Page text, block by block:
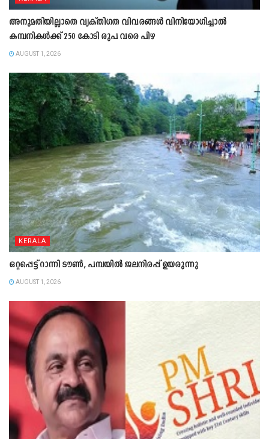
അനുമതിയില്ലാതെ വ്യക്തിഗത വിവരങ്ങൾ വിനിയോഗിച്ചാൽ
കമ്പനികൾക്ക് 250 കോടി രൂപ വരെ പിഴ
AUGUST 1, 2026
KERALA
ഒറ്റപ്പെട്ട് റാന്നി ടൗൺ, പമ്പയിൽ ജലനിരപ്പ് ഉയരുന്നു
AUGUST 1, 2026